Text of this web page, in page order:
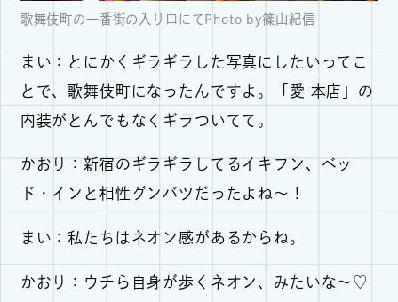
歌舞伎町の一番街の入り口にてPhoto by篠山紀信
まい：とにかくギラギラした写真にしたいってこ
とで、歌舞伎町になったんですよ。「愛 本店」の
内装がとんでもなくギラついてて。
かおり：新宿のギラギラしてるイキフン、ベッ
ド・インと相性グンバツだったよね～！
まい：私たちはネオン感があるからね。
かおり：ウチら自身が歩くネオン、みたいな～♡